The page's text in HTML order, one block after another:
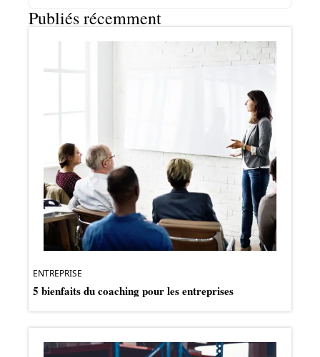
Publiés récemment
ENTREPRISE
5 bienfaits du coaching pour les entreprises